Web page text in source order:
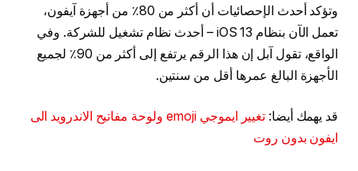
وتؤكد أحدث الإحصائيات أن أكثر من 80٪ من أجهزة آيفون،
تعمل الآن بنظام iOS 13 – أحدث نظام تشغيل للشركة. وفي
الواقع، تقول آبل إن هذا الرقم يرتفع إلى أكثر من 90٪ لجميع
الأجهزة البالغ عمرها أقل من سنتين.
قد يهمك أيضا:
تغيير ايموجي emoji ولوحة مفاتيح الاندرويد الى
ايفون بدون روت